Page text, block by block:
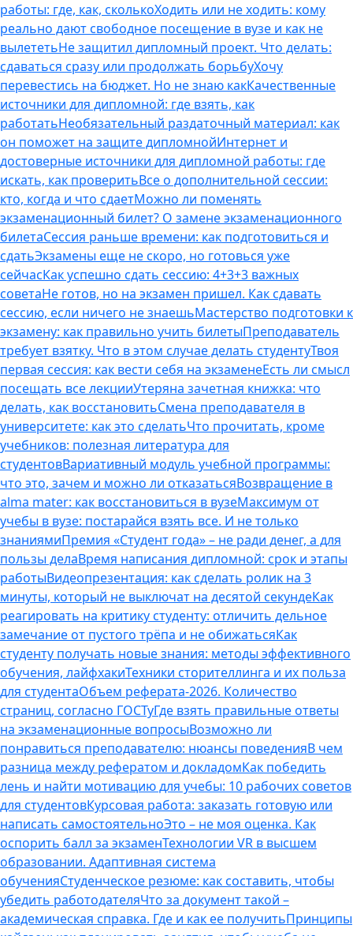
работы: где, как, сколькоХодить или не ходить: кому
реально дают свободное посещение в вузе и как не
вылететьНе защитил дипломный проект. Что делать:
сдаваться сразу или продолжать борьбуХочу
перевестись на бюджет. Но не знаю какКачественные
источники для дипломной: где взять, как
работатьНеобязательный раздаточный материал: как
он поможет на защите дипломнойИнтернет и
достоверные источники для дипломной работы: где
искать, как проверитьВсе о дополнительной сессии:
кто, когда и что сдаетМожно ли поменять
экзаменационный билет? О замене экзаменационного
билетаСессия раньше времени: как подготовиться и
сдатьЭкзамены еще не скоро, но готовься уже
сейчасКак успешно сдать сессию: 4+3+3 важных
советаНе готов, но на экзамен пришел. Как сдавать
сессию, если ничего не знаешьМастерство подготовки к
экзамену: как правильно учить билетыПреподаватель
требует взятку. Что в этом случае делать студентуТвоя
первая сессия: как вести себя на экзаменеЕсть ли смысл
посещать все лекцииУтеряна зачетная книжка: что
делать, как восстановитьСмена преподавателя в
университете: как это сделатьЧто прочитать, кроме
учебников: полезная литература для
студентовВариативный модуль учебной программы:
что это, зачем и можно ли отказатьсяВозвращение в
alma mater: как восстановиться в вузеМаксимум от
учебы в вузе: постарайся взять все. И не только
знаниямиПремия «Студент года» – не ради денег, а для
пользы делаВремя написания дипломной: срок и этапы
работыВидеопрезентация: как сделать ролик на 3
минуты, который не выключат на десятой секундеКак
реагировать на критику студенту: отличить дельное
замечание от пустого трёпа и не обижатьсяКак
студенту получать новые знания: методы эффективного
обучения, лайфхакиТехники сторителлинга и их польза
для студентаОбъем реферата-2026. Количество
страниц, согласно ГОСТуГде взять правильные ответы
на экзаменационные вопросыВозможно ли
понравиться преподавателю: нюансы поведенияВ чем
разница между рефератом и докладомКак победить
лень и найти мотивацию для учебы: 10 рабочих советов
для студентовКурсовая работа: заказать готовую или
написать самостоятельноЭто – не моя оценка. Как
оспорить балл за экзаменТехнологии VR в высшем
образовании. Адаптивная система
обученияСтуденческое резюме: как составить, чтобы
убедить работодателяЧто за документ такой –
академическая справка. Где и как ее получитьПринципы